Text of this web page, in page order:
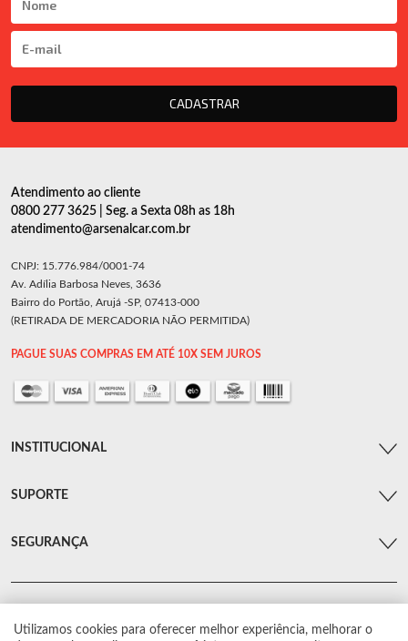
CADASTRAR
Utilizamos cookies para oferecer melhor experiência, melhorar o
Atendimento ao cliente
0800 277 3625 | Seg. a Sexta 08h as 18h
atendimento@arsenalcar.com.br
CNPJ: 15.776.984/0001-74
Av. Adília Barbosa Neves, 3636
Bairro do Portão, Arujá -SP, 07413-000
(RETIRADA DE MERCADORIA NÃO PERMITIDA)
PAGUE SUAS COMPRAS EM ATÉ 10X SEM JUROS
INSTITUCIONAL
SUPORTE
SEGURANÇA